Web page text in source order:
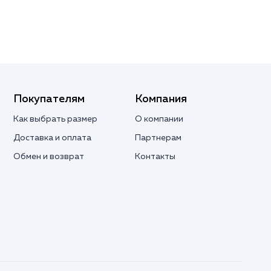
Покупателям
Как выбрать размер
Доставка и оплата
Обмен и возврат
Компания
О компании
Партнерам
Контакты